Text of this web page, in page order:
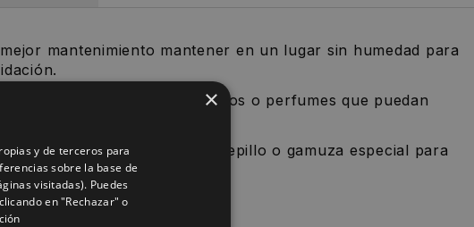
mantenimiento mantener en un lugar sin humedad para
contacto con productos químicos o perfumes que puedan
agua, jabón PH neutro y cepillo o gamuza especial para
×
y de terceros para
sobre la base de
visitadas). Puedes
en "Rechazar" o